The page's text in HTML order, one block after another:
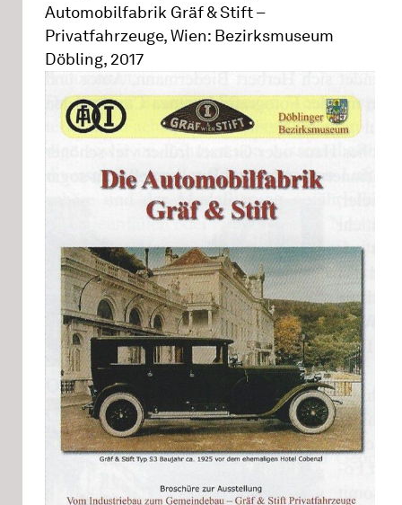
Automobilfabrik Gräf & Stift –
Privatfahrzeuge, Wien: Bezirksmuseum
Döbling, 2017